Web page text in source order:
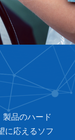
品のハード
に応えるソフ